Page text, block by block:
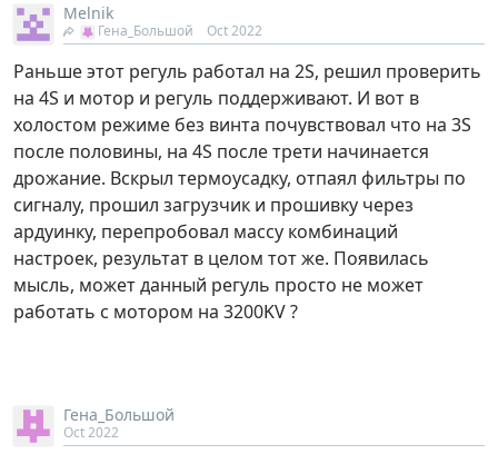
Melnik
Гена_Большой Oct 2022
Раньше этот регуль работал на 2S, решил проверить
на 4S и мотор и регуль поддерживают. И вот в
холостом режиме без винта почувствовал что на 3S
после половины, на 4S после трети начинается
дрожание. Вскрыл термоусадку, отпаял фильтры по
сигналу, прошил загрузчик и прошивку через
ардуинку, перепробовал массу комбинаций
настроек, результат в целом тот же. Появилась
мысль, может данный регуль просто не может
работать с мотором на 3200KV ?
Гена_Большой
Oct 2022